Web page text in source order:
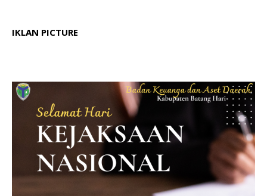
IKLAN PICTURE